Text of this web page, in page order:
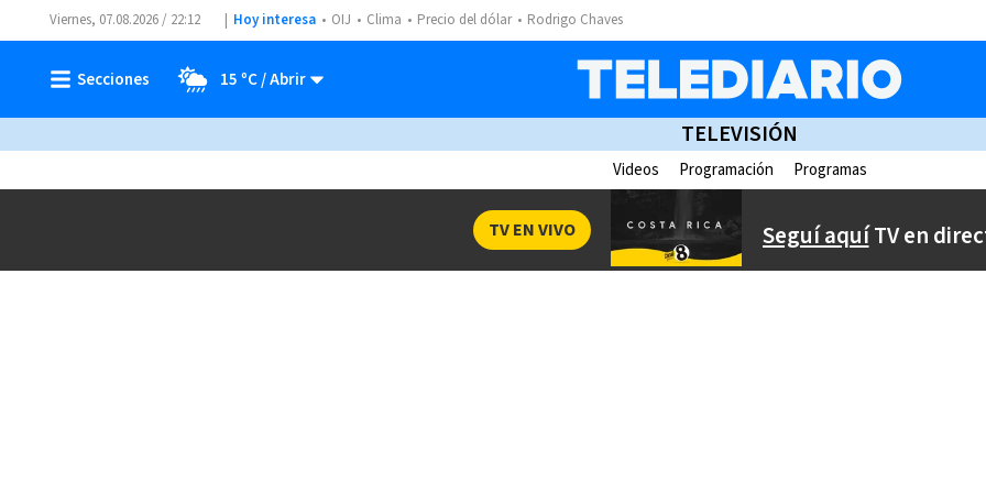
Viernes, 07.08.2026 / 22:12 Hoy interesa OIJ Clima Precio del dólar Rodrigo Chaves
15 ºC
TELEVISIÓN
Videos Programación Programas
Seguí aquíTV en
TV EN VIVO